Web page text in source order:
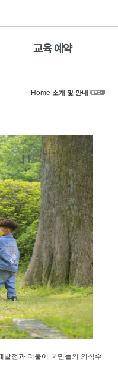
교육 예약
Home 소개 및 안내
전과 더불어 국민들의 의식수